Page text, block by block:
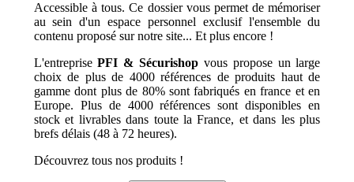
Accessible à tous. Ce dossier vous permet de mémoriser
au sein d'un espace personnel exclusif l'ensemble du
contenu proposé sur notre site... Et plus encore !
L'entreprisePFI & Sécurishop vous propose un large
choix de plus de 4000 références de produits haut de
gamme dont plus de 80% sont fabriqués en france et en
Europe. Plus de 4000 références sont disponibles en
stock et livrables dans toute la France, et dans les plus
brefs délais (48 à 72 heures).
Découvrez tous nos produits !